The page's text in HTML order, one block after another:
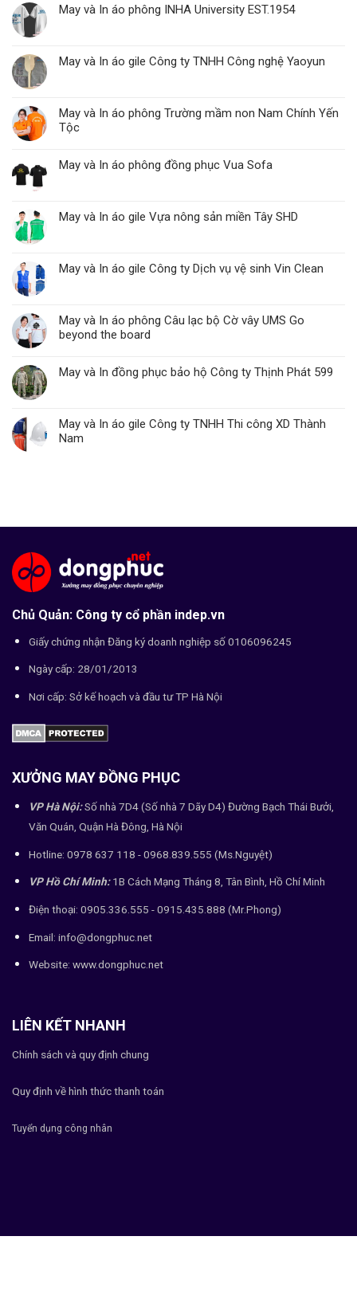
May và In áo phông INHA University EST.1954
May và In áo gile Công ty TNHH Công nghệ Yaoyun
May và In áo phông Trường mầm non Nam Chính Yến
Tộc
May và In áo phông đồng phục Vua Sofa
May và In áo gile Vựa nông sản miền Tây SHD
May và In áo gile Công ty Dịch vụ vệ sinh Vin Clean
May và In áo phông Câu lạc bộ Cờ vây UMS Go
beyond the board
May và In đồng phục bảo hộ Công ty Thịnh Phát 599
May và In áo gile Công ty TNHH Thi công XD Thành
Nam
Chủ Quản: Công ty cổ phần indep.vn
Giấy chứng nhận Đăng ký doanh nghiệp số 0106096245
Ngày cấp: 28/01/2013
Nơi cấp: Sở kế hoạch và đầu tư TP Hà Nội
XƯỞNG MAY ĐỒNG PHỤC
VP Hà Nội:Số nhà 7D4 (Số nhà 7 Dãy D4) Đường Bạch Thái Bưởi,
Văn Quán, Quận Hà Đông, Hà Nội
Hotline: 0978 637 118 - 0968.839.555 (Ms.Nguyệt)
VP Hồ Chí Minh:1B Cách Mạng Tháng 8, Tân Bình, Hồ Chí Minh
Điện thoại: 0905.336.555 - 0915.435.888 (Mr.Phong)
Email: info@dongphuc.net
Website: www.dongphuc.net
LIÊN KẾT NHANH
Chính sách và quy định chung
Quy định về hình thức thanh toán
Tuyển dụng công nhân